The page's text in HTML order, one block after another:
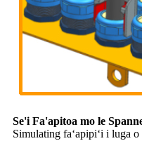
Se'i Fa'apitoa mo le
Simulating faʻapipiʻi i luga